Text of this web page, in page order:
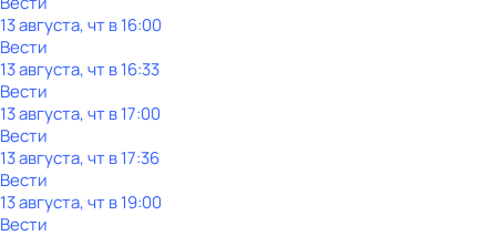
13 августа, чт в 16:00
Вести
13 августа, чт в 16:33
Вести
13 августа, чт в 17:00
Вести
13 августа, чт в 17:36
Вести
13 августа, чт в 19:00
Вести